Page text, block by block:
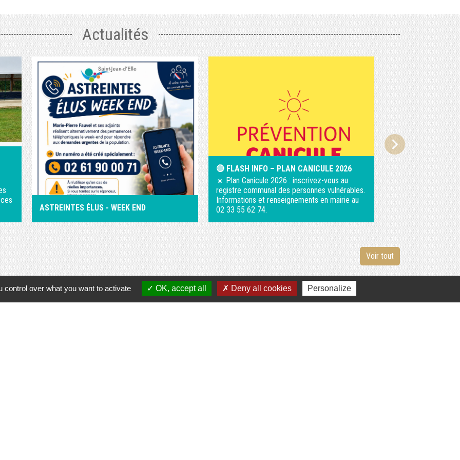
Actualités
ASTREINTES ÉLUS - WEEK END
🔴 FLASH INFO – PLAN CANICULE 2026
☀️ Plan Canicule 2026 : inscrivez-vous au
registre communal des personnes vulnérables.
Informations et renseignements en mairie au
02 33 55 62 74.
Lotissement
Un cadre de vie
Saint-Jean-d’Elle,
Bellevue » propose
un environnemen
chevron_right
Voir tout
Contacts
over what you want to activate OK, accept all Deny all cookies Personalize